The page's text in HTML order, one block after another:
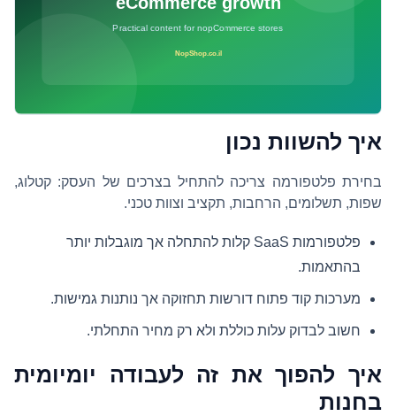
איך להשוות נכון
בחירת פלטפורמה צריכה להתחיל בצרכים של העסק: קטלוג,
שפות, תשלומים, הרחבות, תקציב וצוות טכני.
פלטפורמות SaaS קלות להתחלה אך מוגבלות יותר
בהתאמות.
מערכות קוד פתוח דורשות תחזוקה אך נותנות גמישות.
חשוב לבדוק עלות כוללת ולא רק מחיר התחלתי.
איך להפוך את זה לעבודה יומיומית
בחנות